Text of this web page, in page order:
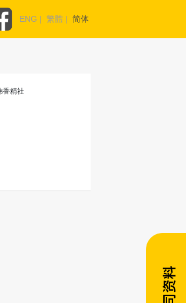
ENG | 繁體 | 简体